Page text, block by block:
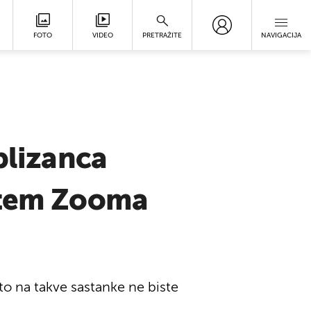
FOTO VIDEO PRETRAŽITE NAVIGACIJA
Zooma
na takve sastanke ne biste